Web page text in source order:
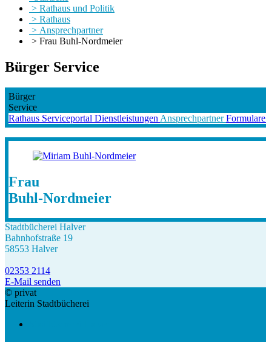
> Rathaus und Politik
> Rathaus
> Ansprechpartner
> Frau Buhl-Nordmeier
Bürger Service
Bürger
Service
Rathaus Serviceportal Dienstleistungen AnsprechpartnerFormulare
Frau
Buhl-Nordmeier
Stadtbücherei Halver
Bahnhofstraße 19
58553 Halver
02353 2114
E-Mail senden
© privat
Leiterin Stadtbücherei